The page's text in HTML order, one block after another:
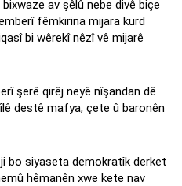
av şêlû nebe divê biçe
fêmkirina mijara kurd
bi wêrekî nêzî vê mijarê
şerê qirêj neyê nîşandan dê
destê mafya, çete û baronên
bo siyaseta demokratîk derket
hêmanên xwe kete nav